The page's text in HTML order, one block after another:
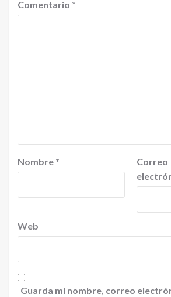
Comentario *
Nombre *
Correo
Web
Guarda mi nombre, correo